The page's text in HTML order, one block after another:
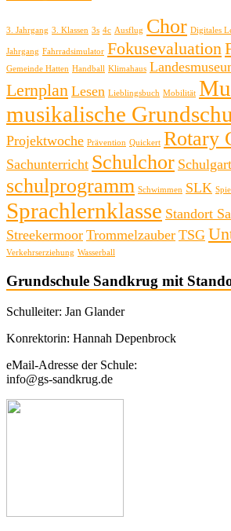
3. Jahrgang 3. Klassen 3s 4c Ausflug Chor Digitales
Jahrgang Fahrradsimulator Fokusevaluation
Gemeinde Hatten Handball Klimahaus
Lernplan Lesen Lieblingsbuch Mobilität
musikalische
Projektwoche Prävention Quickert Rotary
Sachunterricht Schulchor
schulprogramm Schwimmen SLK
Sprachlernklasse Standort
Streekermoor Trommelzauber TSG
Verkehrserziehung Wasserball
Grundschule Sandkrug mit
Schulleiter: Jan Glander
Konrektorin: Hannah Depenbrock
eMail-Adresse der Schule:
info@gs-sandkrug.de